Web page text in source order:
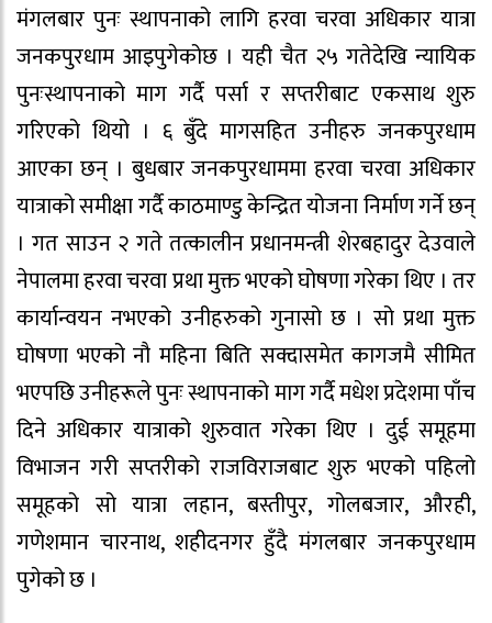
मंगलबार पुनः स्थापनाको लागि हरवा चरवा अधिकार यात्रा
जनकपुरधाम आइपुगेकोछ । यही चैत २५ गतेदेखि न्यायिक
पुनःस्थापनाको माग गर्दै पर्सा र सप्तरीबाट एकसाथ शुरु
गरिएको थियो । ६ बुँदे मागसहित उनीहरु जनकपुरधाम
आएका छन् । बुधबार जनकपुरधाममा हरवा चरवा अधिकार
यात्राको समीक्षा गर्दै काठमाण्डु केन्द्रित योजना निर्माण गर्ने छन्
। गत साउन २ गते तत्कालीन प्रधानमन्त्री शेरबहादुर देउवाले
नेपालमा हरवा चरवा प्रथा मुक्त भएको घोषणा गरेका थिए । तर
कार्यान्वयन नभएको उनीहरुको गुनासो छ । सो प्रथा मुक्त
घोषणा भएको नौ महिना बिति सक्दासमेत कागजमै सीमित
भएपछि उनीहरूले पुनः स्थापनाको माग गर्दै मधेश प्रदेशमा पाँच
दिने अधिकार यात्राको शुरुवात गरेका थिए । दुई समूहमा
विभाजन गरी सप्तरीको राजविराजबाट शुरु भएको पहिलो
समूहको सो यात्रा लहान, बस्तीपुर, गोलबजार, औरही,
गणेशमान चारनाथ, शहीदनगर हुँदै मंगलबार जनकपुरधाम
पुगेको छ ।